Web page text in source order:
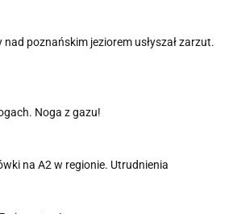
poznańskim jeziorem usłyszał zarzut.
Noga z gazu!
na A2 w regionie. Utrudnienia